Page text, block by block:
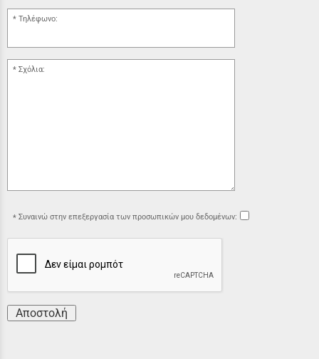
Τηλέφωνο:
Σχόλια:
Συναινώ στην επεξεργασία των προσωπικών μου δεδομένων:
Αποστολή